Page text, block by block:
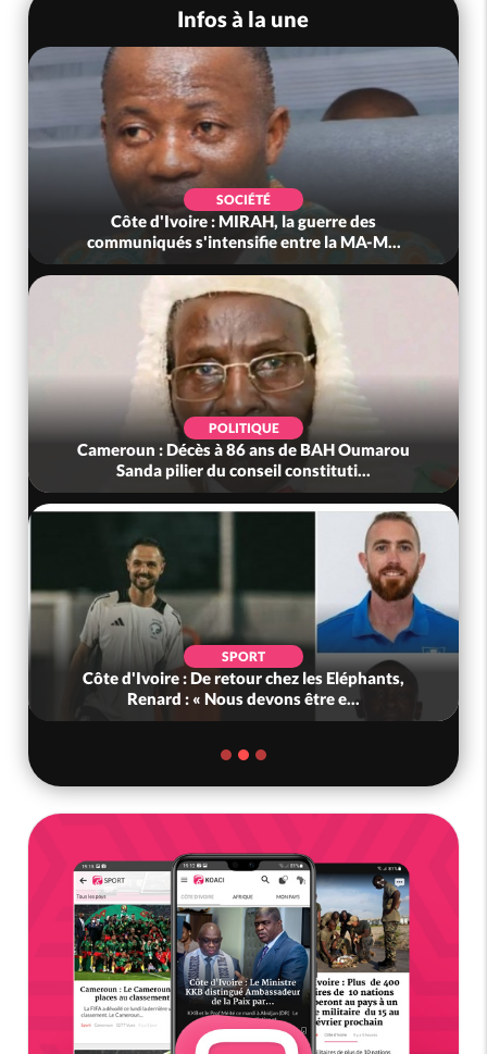
Infos à la une
SOCIÉTÉ
Côte d'Ivoire : MIRAH, la guerre des
communiqués s'intensifie entre la MA-M...
POLITIQUE
Cameroun : Décès à 86 ans de BAH Oumarou
Sanda pilier du conseil constituti...
SPORT
Côte d'Ivoire : De retour chez les Eléphants,
Renard : « Nous devons être e...